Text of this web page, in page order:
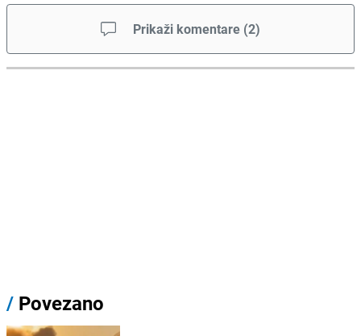
Prikaži komentare (2)
/ Povezano